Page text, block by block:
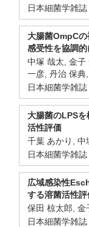
日本細菌学雑
大腸菌OmpC
感受性を協調
中塚 哉太, 金子
一彦, 丹治 保典
日本細菌学雑
大腸菌のLPS
活性評価
千葉 あかり, 中
日本細菌学雑
広域感染性
する溶菌活性評
保田 椋太郎, 金
日本細菌学雑